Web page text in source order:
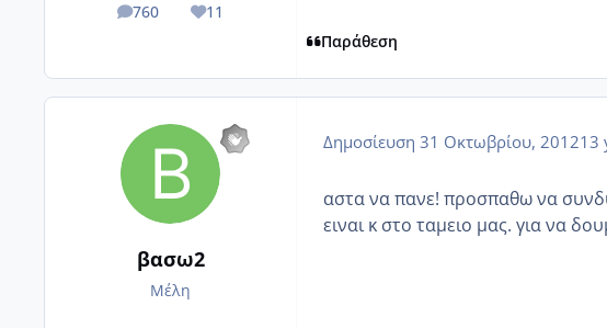
760
posts 11
Reputation
Παράθεση
βασω2
Μέλη
Δημοσίευση 31 Οκτωβρίου, 201213
αστα να πανε! προσπαθω να
ειναι κ στο ταμειο μας. για να